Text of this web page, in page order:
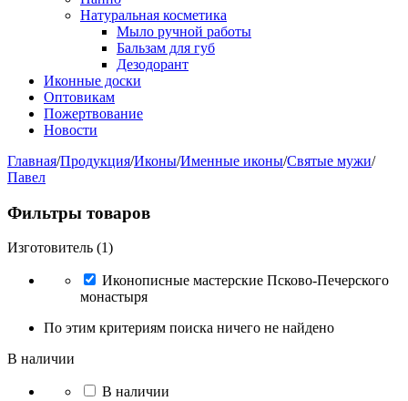
Натуральная косметика
Мыло ручной работы
Бальзам для губ
Дезодорант
Иконные доски
Оптовикам
Пожертвование
Новости
Главная/Продукция/Иконы/Именные иконы/Святые мужи/
Павел
Фильтры товаров
Изготовитель (1)
Иконописные мастерские Псково-Печерского
монастыря
По этим критериям поиска ничего не найдено
В наличии
В наличии